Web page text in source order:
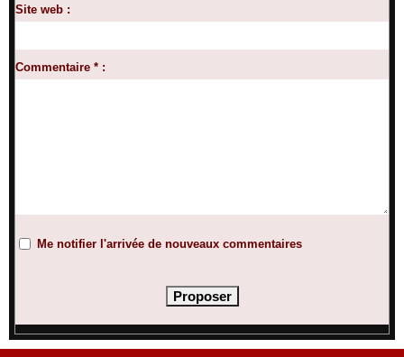
Site web :
Commentaire * :
Me notifier l'arrivée de nouveaux commentaires